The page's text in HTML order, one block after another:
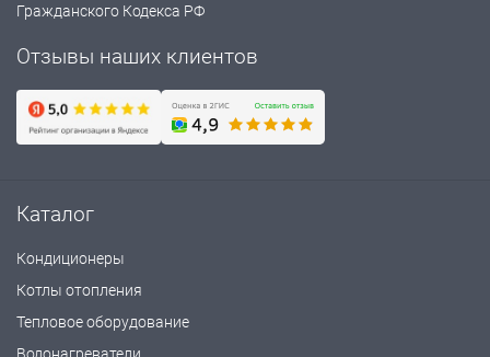
Гражданского Кодекса РФ
Отзывы наших клиентов
Каталог
Кондиционеры
Котлы отопления
Тепловое оборудование